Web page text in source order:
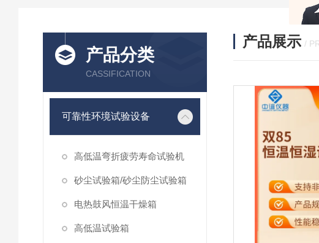
产品分类
CASSIFICATION
可靠性环境试验设备
高低温弯折疲劳寿命试验机
砂尘试验箱/砂尘防尘试验箱
电热鼓风恒温干燥箱
高低温试验箱
产品展示 /